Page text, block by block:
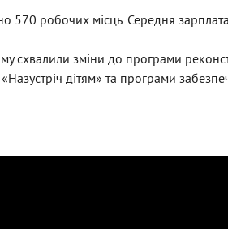
570 робочих місць. Середня
схвалили зміни до програми
«Назустріч дітям» та програми